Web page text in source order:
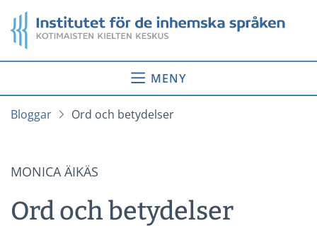
till
innehåll
Startsida
MENY
Bloggar Ord och betydelser
MONICA ÄIKÄS
Ord och betydelser